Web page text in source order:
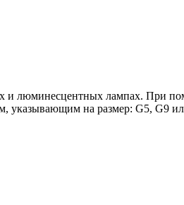
люминесцентных лампах. При
указывающим на размер: G5, G9